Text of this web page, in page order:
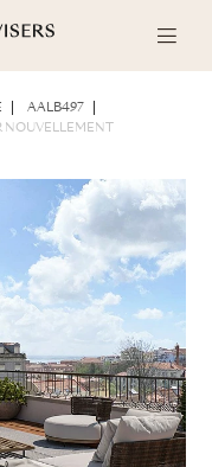
AALB497